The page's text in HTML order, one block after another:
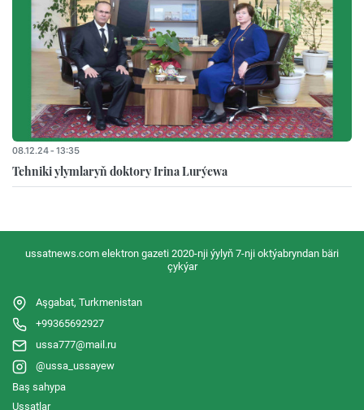
08.12.24 - 13:35
Tehniki ylymlaryň doktory Irina Lurýewa
ussatnews.com elektron gazeti 2020-nji ýylyň 7-nji oktýabryndan bäri
çykýar
Aşgabat, Turkmenistan
+99365692927
ussa777@mail.ru
@ussa_ussayew
Baş sahypa
Ussatlar